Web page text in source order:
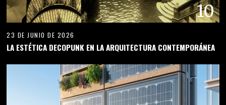
10
23 DE JUNIO DE 2026
LA ESTÉTICA DECOPUNK EN LA ARQUITECTURA CONTEMPORÁNEA